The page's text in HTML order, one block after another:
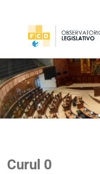
Curul 0